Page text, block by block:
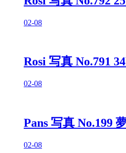
02-08
Rosi 写真 No.791
02-08
Pans 写真 No.199
02-08